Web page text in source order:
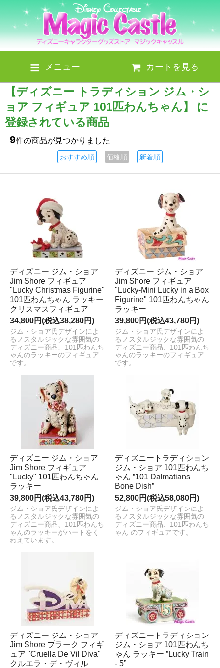
メニュー カートを見る
【ディズニー トラディション ジム・シ
ョア フィギュア 101匹わんちゃん】 に
登録されている商品
9件の商品が見つかりました
おすすめ順 価格順 新着順
ディズニー ジム・ショア
Jim Shore フィギュア
"Lucky Christmas Figurine"
101匹わんちゃん ラッキー
クリスマスフィギュア
34,800円(税込38,280円)
ジム・ショア氏デザインによ
るノスタルジックな雰囲気の
ディズニー商品、101匹わんち
ゃんのラッキーのフィギュア
です。
ディズニー ジム・ショア
Jim Shore フィギュア
"Lucky-Mini Lucky in a Box
Figurine" 101匹わんちゃん
ラッキー
39,800円(税込43,780円)
ジム・ショア氏デザインによ
るノスタルジックな雰囲気の
ディズニー商品、101匹わんち
ゃんのラッキーのフィギュア
です。
ディズニー ジム・ショア
Jim Shore フィギュア
"Lucky" 101匹わんちゃん
ラッキー
39,800円(税込43,780円)
ジム・ショア氏デザインによ
るノスタルジックな雰囲気の
ディズニー商品、101匹わんち
ゃんのラッキーがハートをく
わえています。
ディズニートラディション
ジム・ショア 101匹わんち
ゃん ”101 Dalmatians
Bone Dish”
52,800円(税込58,080円)
ジム・ショア氏デザインによ
るノスタルジックな雰囲気の
ディズニー商品、101匹わんち
ゃん のフィギュアです。
ディズニー ジム・ショア
Jim Shore プラーク フィギ
ュア "Cruella De Vil Diva"
クルエラ・デ・ヴィル
ディズニートラディション
ジム・ショア 101匹わんち
ゃん ラッキー ”Lucky Train
- 5”